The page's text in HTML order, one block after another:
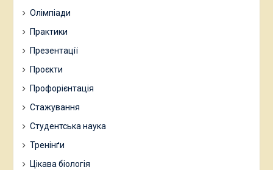
Олімпіади
Практики
Презентації
Проєкти
Профорієнтація
Стажування
Студентська наука
Тренінґи
Цікава біологія